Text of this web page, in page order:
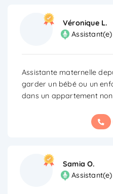
Véronique L.
Assistante maternelle
garder un bébé ou un
dans un appartement
Samia O.